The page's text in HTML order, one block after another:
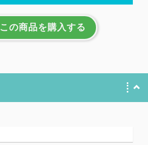
この商品を購入する